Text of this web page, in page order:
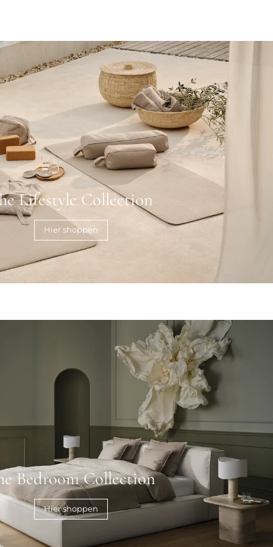
Lifestyle Collection
Hier shoppen
Bedroom Collection
Hier shoppen